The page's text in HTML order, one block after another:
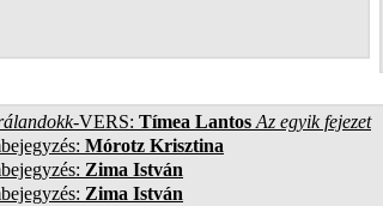
-VERS: Tímea Lantos Az egyik fejezet
Mórotz Krisztina
Zima István
Zima István